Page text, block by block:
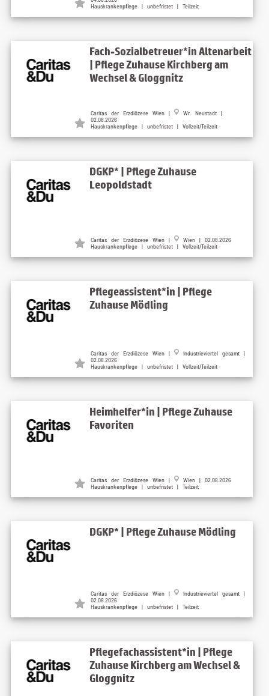
Hauskrankenpflege | unbefristet | Teilzeit
Fach-Sozialbetreuer*in Altenarbeit
| Pflege Zuhause Kirchberg am
Wechsel & Gloggnitz
Caritas der Erzdiözese Wien |
Wr. Neustadt |
02.08.2026
Hauskrankenpflege | unbefristet | Vollzeit/Teilzeit
DGKP* | Pflege Zuhause
Leopoldstadt
Caritas der Erzdiözese Wien |
Wien | 02.08.2026
Hauskrankenpflege | unbefristet | Vollzeit/Teilzeit
Pflegeassistent*in | Pflege
Zuhause Mödling
Caritas der Erzdiözese Wien |
Industrieviertel gesamt |
02.08.2026
Hauskrankenpflege | unbefristet | Vollzeit/Teilzeit
Heimhelfer*in | Pflege Zuhause
Favoriten
Caritas der Erzdiözese Wien |
Wien | 02.08.2026
Hauskrankenpflege | unbefristet | Teilzeit
DGKP* | Pflege Zuhause Mödling
Caritas der Erzdiözese Wien |
Industrieviertel gesamt |
02.08.2026
Hauskrankenpflege | unbefristet | Teilzeit
Pflegefachassistent*in | Pflege
Zuhause Kirchberg am Wechsel &
Gloggnitz